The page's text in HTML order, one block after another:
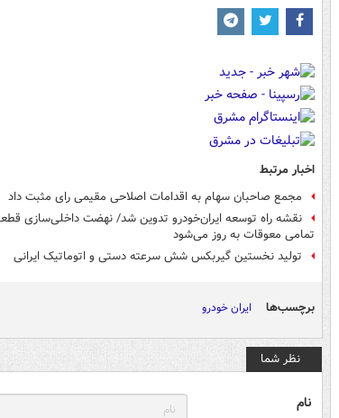
اخبار مرتبط
مجمع صاحبان سهام به اقدامات اصلاحی مقیمی رای مثبت داد
تمامی معوقات به روز می‌شود
تولید نخستین گیربکس شش سرعته دستی و اتوماتیک ایرانی
برچسب‌ها ایران خودرو
نظر شما
نام